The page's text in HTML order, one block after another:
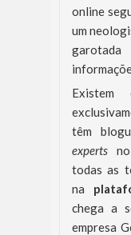
online
um
Existem
têm
experts
todas as
na
chega a
empresa